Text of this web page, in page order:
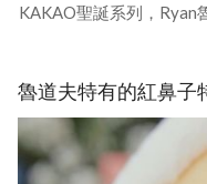
KAKAO聖誕系列，Ryan
魯道夫特有的紅鼻子